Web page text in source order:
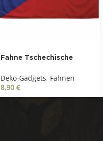
Fahne Tschechische
150 cm
Deko-Gadgets, Fahnen
8,90 €